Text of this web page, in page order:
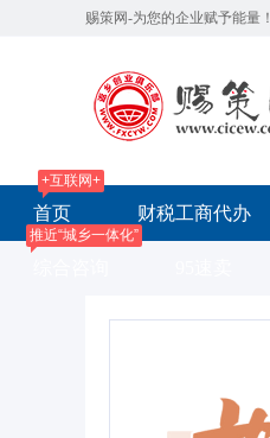
赐策网-为您的企业赋予能量！
首页
+互联网+
财税工商代办
推近“城乡一体化”